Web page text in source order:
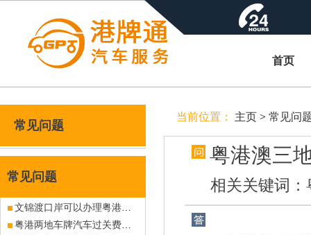
首页
常见问题
常见问题
文锦渡口岸可以办理粤港车牌吗？有没现牌出售？
粤港两地车牌汽车过关费怎么收费？
当前位置： 主页 > 常见问
粤港澳三
相关关键词